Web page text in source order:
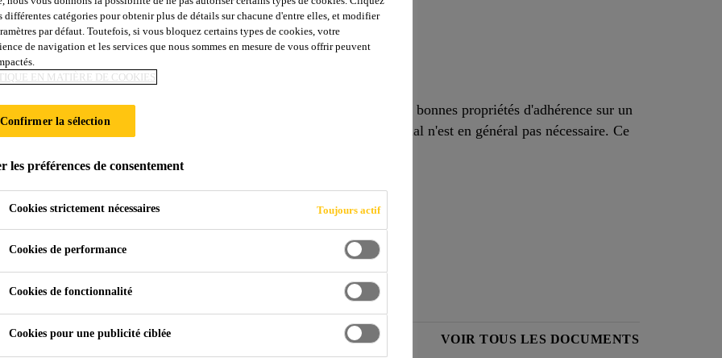
avec un large spectre d'adhérence
STP, monocomposante, résistant aux intempéries, qui présente de bonnes propriétés d'adhérence sur un
PC, FRP et le bois pour lesquels un traitement préparatoire spécial n'est en général pas nécessaire. Ce
sans traitement préparatoire spéciale
DU PRODUIT FICHES DE DONNÉES DE SÉCURITÉ VOIR TOUS LES DOCUMENTS
différentes catégories pour obtenir plus de détails sur chacune d'entre elles, et modifier
par défaut. Toutefois, si vous bloquez certains types de cookies, votre
de navigation et les services que nous sommes en mesure de vous offrir peuvent
EN MATIÈRE DE COOKIES
Confirmer la sélection
les préférences de consentement
Cookies strictement nécessaires Toujours actif
Cookies de performance
Cookies de fonctionnalité
Cookies pour une publicité ciblée